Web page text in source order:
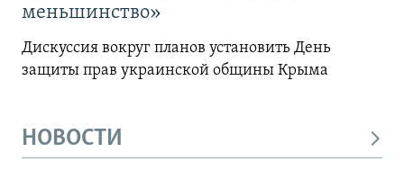
меньшинство»
Дискуссия вокруг планов установить День
защиты прав украинской общины Крыма
НОВОСТИ